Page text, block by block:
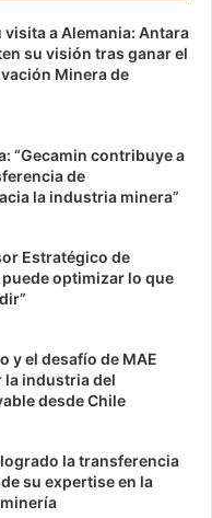
visita a Alemania: Antara
su visión tras ganar el
Minera de
“Gecamin contribuye a
de
la industria minera”
Estratégico de
puede optimizar lo que
y el desafío de MAE
la industria del
desde Chile
logrado la transferencia
su expertise en la